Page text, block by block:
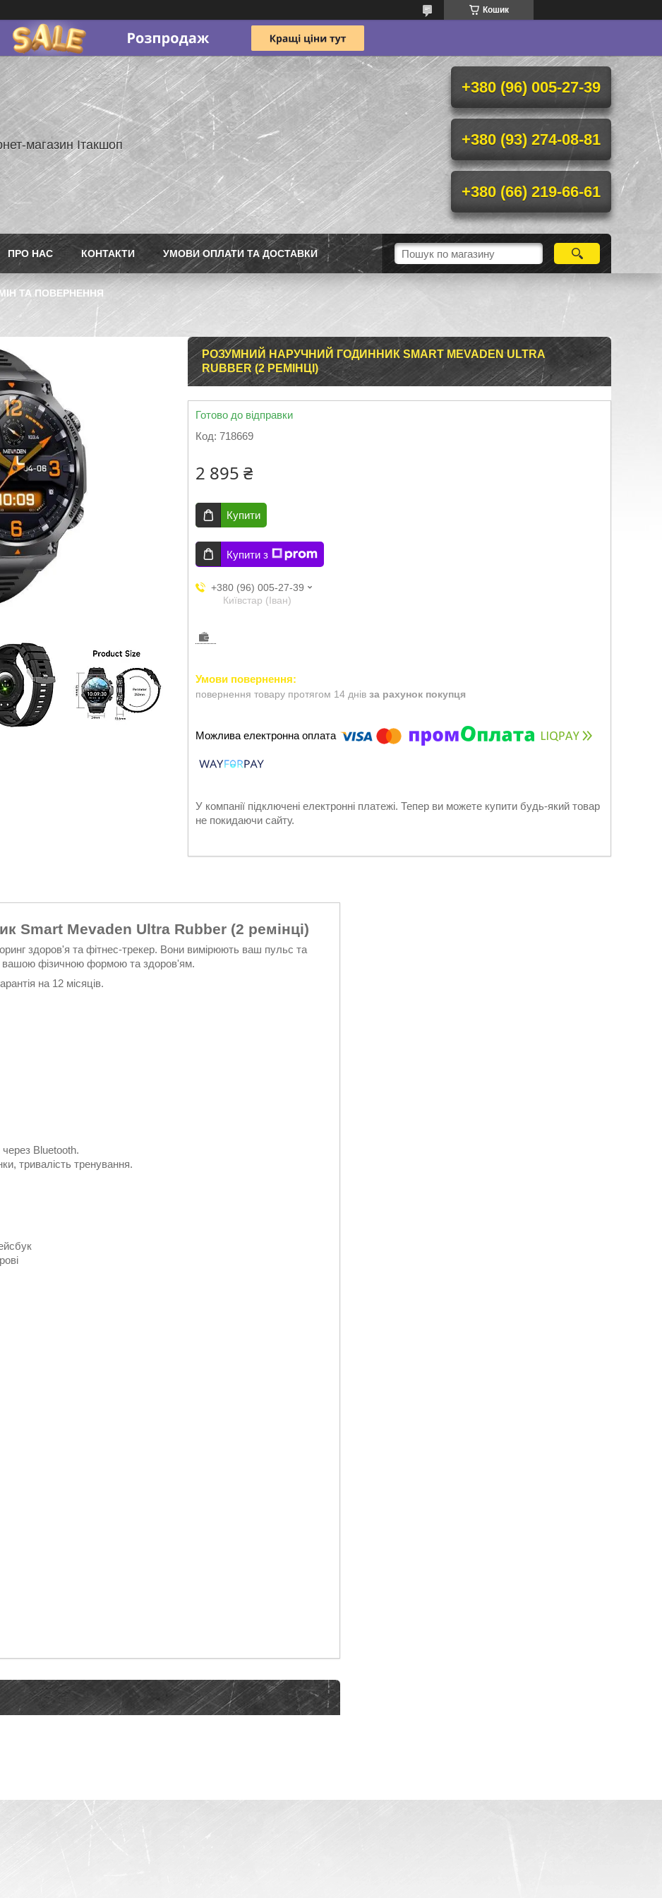
Кошик
магазин Ітакшоп
+380 (96) 005-27-39
+380 (93) 274-08-81
+380 (66) 219-66-61
ПРО НАС КОНТАКТИ УМОВИ ОПЛАТИ ТА ДОСТАВКИ
ТА ПОВЕРНЕННЯ
РОЗУМНИЙ НАРУЧНИЙ ГОДИННИК SMART MEVADEN ULTRA
RUBBER (2 РЕМІНЦІ)
Готово до відправки
Код: 718669
2 895 ₴
Купити
Купити з
+380 (96) 005-27-39
Київстар (Іван)
повернення товару протягом 14 днів за рахунок покупця
У компанії підключені електронні платежі. Тепер ви можете купити будь-який товар
не покидаючи сайту.
Smart Mevaden Ultra Rubber (2 ремінці)
здоров'я та фітнес-трекер. Вони вимірюють ваш пульс та
вашою фізичною формою та здоров'ям.
на 12 місяців.
Bluetooth.
тривалість тренування.